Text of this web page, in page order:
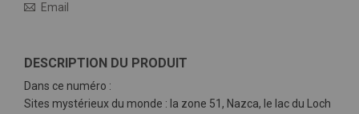
Email
DESCRIPTION DU PRODUIT
Dans ce numéro :
Sites mystérieux du monde : la zone 51, Nazca, le lac du Loch